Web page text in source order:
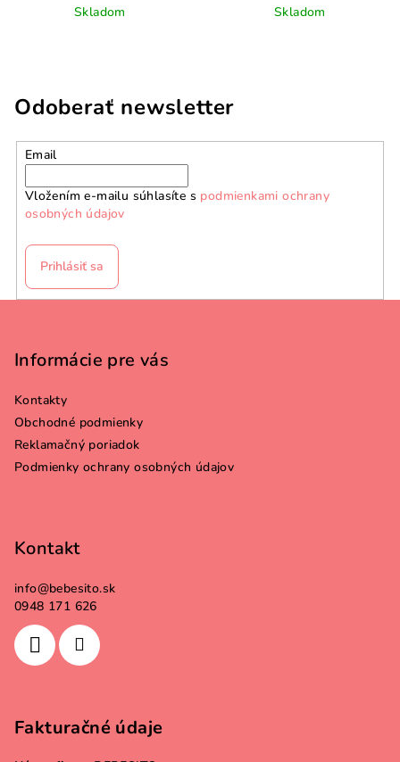
Skladom
Skladom
Odoberať newsletter
Email
Vložením e-mailu súhlasíte s podmienkami ochrany
osobných údajov
Prihlásiť sa
Informácie pre vás
Kontakty
Obchodné podmienky
Reklamačný poriadok
Podmienky ochrany osobných údajov
Kontakt
info@bebesito.sk
0948 171 626
Fakturačné údaje